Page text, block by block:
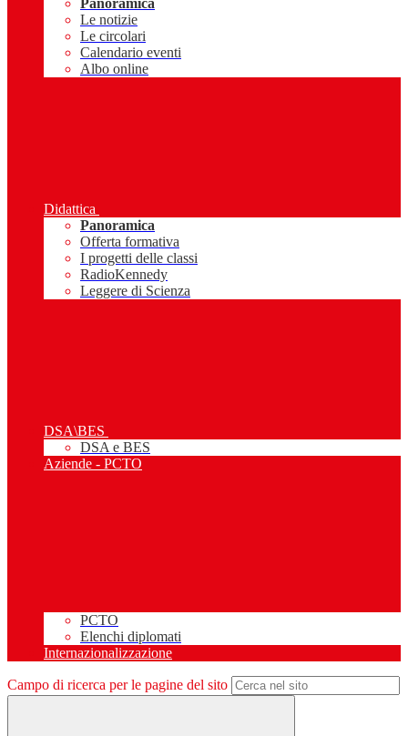
Panoramica
Le notizie
Le circolari
Calendario eventi
Albo online
Didattica
Panoramica
Offerta formativa
I progetti delle classi
RadioKennedy
Leggere di Scienza
DSA\BES
DSA e BES
Aziende - PCTO
PCTO
Elenchi diplomati
Internazionalizzazione
Campo di ricerca per le pagine del sito